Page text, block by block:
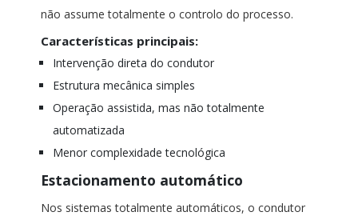
não assume totalmente o controlo do processo.
Características principais:
Intervenção direta do condutor
Estrutura mecânica simples
Operação assistida, mas não totalmente
automatizada
Menor complexidade tecnológica
Estacionamento automático
Nos sistemas totalmente automáticos, o condutor